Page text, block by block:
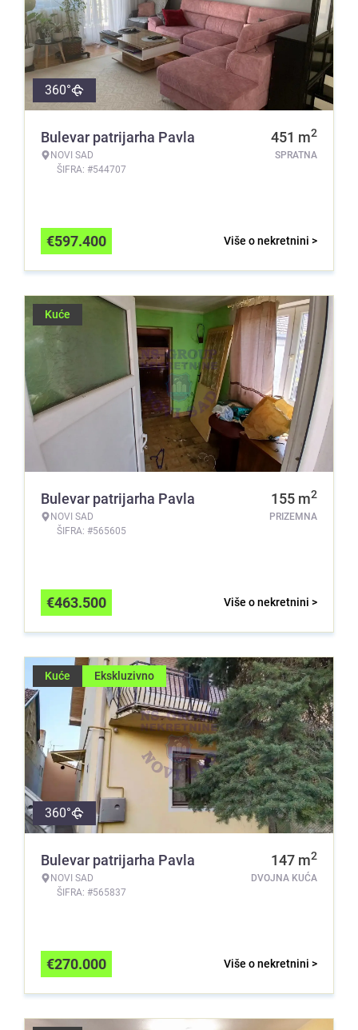
360°
Bulevar patrijarha Pavla
NOVI SAD
ŠIFRA: #544707
451 m2
SPRATNA
Više o nekretnini >
€597.400
Kuće
Bulevar patrijarha Pavla
NOVI SAD
ŠIFRA: #565605
155 m2
PRIZEMNA
Više o nekretnini >
€463.500
Kuće Ekskluzivno
360°
Bulevar patrijarha Pavla
NOVI SAD
ŠIFRA: #565837
147 m2
DVOJNA KUĆA
Više o nekretnini >
€270.000